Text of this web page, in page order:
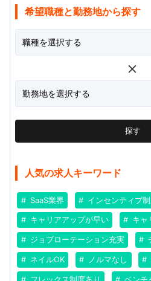
希望職種と勤務地から探す
探す
人気の求人キーワード
SaaS業界 インセンティブ
キャリアアップが早い キャ
ジョブローテーション充実
ネイルOK ノルマなし